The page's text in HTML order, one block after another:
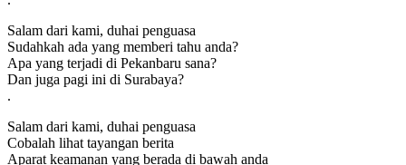
Salam dari kami, duhai penguasa
Sudahkah ada yang memberi tahu anda?
Apa yang terjadi di Pekanbaru sana?
Dan juga pagi ini di Surabaya?
.
Salam dari kami, duhai penguasa
Cobalah lihat tayangan berita
Aparat keamanan yang berada di bawah anda